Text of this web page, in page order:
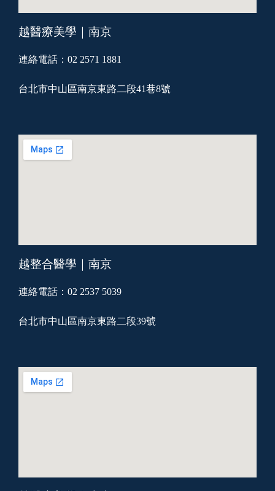
越醫療美學｜南京
連絡電話：02 2571 1881
台北市中山區南京東路二段41巷8號
越整合醫學｜南京
連絡電話：02 2537 5039
台北市中山區南京東路二段39號